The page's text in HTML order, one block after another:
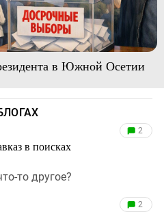
в Южной Осетии
в поисках
2
то другое?
2